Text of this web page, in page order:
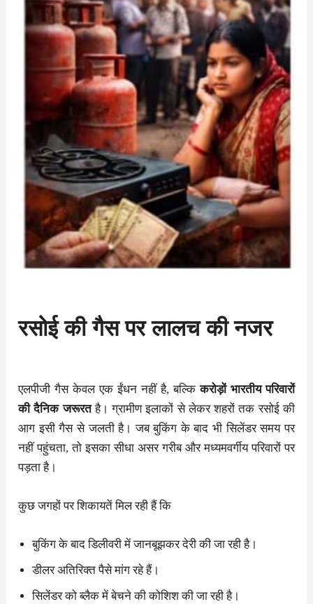
रसोई की गैस पर लालच की नजर
एलपीजी गैस केवल एक ईंधन नहीं है, बल्किकरोड़ों भारतीय परिवारों
की दैनिक जरूरतहै। ग्रामीण इलाकों से लेकर शहरों तक रसोई की
आग इसी गैस से जलती है। जब बुकिंग के बाद भी सिलेंडर समय पर
नहीं पहुंचता, तो इसका सीधा असर गरीब और मध्यमवर्गीय परिवारों पर
पड़ता है।
कुछ जगहों पर शिकायतें मिल रही हैं कि
बुकिंग के बाद डिलीवरी में जानबूझकर देरी की जा रही है।
डीलर अतिरिक्त पैसे मांग रहे हैं।
सिलेंडर को ब्लैक में बेचने की कोशिश की जा रही है।